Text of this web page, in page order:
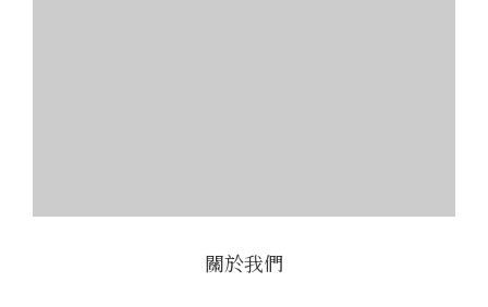
關於我們